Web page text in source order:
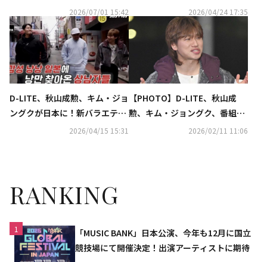
グが急遽中止に…非難の声も
2026/07/01 15:42
本語で「泣かないで」となだめ
る姿も（動画あり）
2026/04/24 17:35
D-LITE、秋山成勲、キム・ジョ
ングクが日本に！新バラエティ
「サンナムジャの旅行法」予告
2026/04/15 15:31
【PHOTO】D-LITE、秋山成
勲、キム・ジョングク、番組撮
影のため日本へ！意外な組み合
2026/02/11 11:06
RANKING
1
「MUSIC BANK」日本公演、今年も12月に国立
競技場にて開催決定！出演アーティストに期待